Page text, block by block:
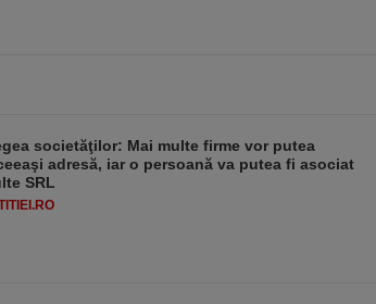
societăţilor: Mai multe firme vor putea
adresă, iar o persoană va putea fi asociat
SRL